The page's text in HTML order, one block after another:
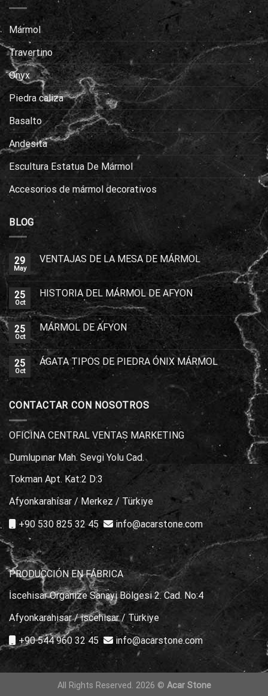
Mármol
Travertino
Onyx
Piedra caliza
Basalto
Andesita
Escultura Estatua De Mármol
Accesorios de mármol decorativos
BLOG
29
May
VENTAJAS DE LA MESA DE MÁRMOL
25
Oct
HISTORIA DEL MÁRMOL DE AFYON
25
Oct
MÁRMOL DE AFYON
25
Oct
ÁGATA TIPOS DE PIEDRA ÓNIX MÁRMOL
CONTACTAR CON NOSOTROS
OFICINA CENTRAL VENTAS MARKETING
Dumlupınar Mah. Sevgi Yolu Cad.
Tokman Apt. Kat:2 D:3
Afyonkarahisar / Merkez / Türkiye
+90 530 825 32 45
info@acarstone.com
PRODUCCIÓN EN FÁBRICA
İscehisar Organize Sanayi Bölgesi 2. Cad. No:4
Afyonkarahisar / iscehisar / Türkiye
+90 544 960 32 45
info@acarstone.com
All Rights Reserved. 2026 © Acar Stone